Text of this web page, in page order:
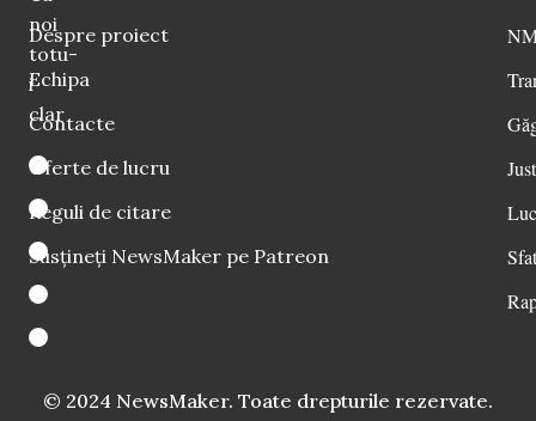
noi
totu-
i
clar
Despre proiect
Echipa
Contacte
Oferte de lucru
Reguli de citare
Susțineți NewsMaker pe Patreon
© 2024 NewsMaker. Toate drepturile rezervate.